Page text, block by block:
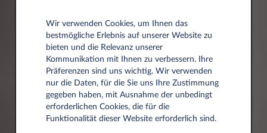
Postleitzahl*
Stadt
Wir verwenden Cookies, um Ihnen das
bestmögliche Erlebnis auf unserer Website zu
bieten und die Relevanz unserer
Kommunikation mit Ihnen zu verbessern. Ihre
Präferenzen sind uns wichtig. Wir verwenden
nur die Daten, für die Sie uns Ihre Zustimmung
gegeben haben, mit Ausnahme der unbedingt
erforderlichen Cookies, die für die
Funktionalität dieser Website erforderlich sind.